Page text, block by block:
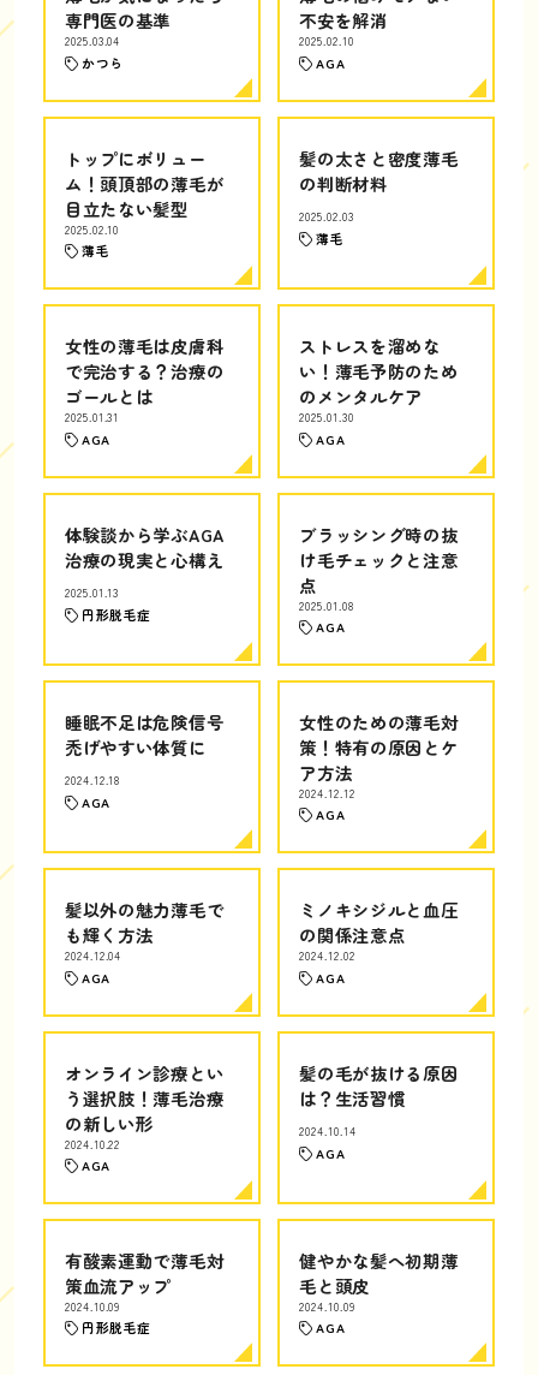
専門医の基準
2025.03.04
かつら
不安を解消
2025.02.10
AGA
トップにボリュー
ム！頭頂部の薄毛が
目立たない髪型
2025.02.10
薄毛
髪の太さと密度薄毛
の判断材料
2025.02.03
薄毛
女性の薄毛は皮膚科
で完治する？治療の
ゴールとは
2025.01.31
AGA
ストレスを溜めな
い！薄毛予防のため
のメンタルケア
2025.01.30
AGA
体験談から学ぶAGA
治療の現実と心構え
2025.01.13
円形脱毛症
ブラッシング時の抜
け毛チェックと注意
点
2025.01.08
AGA
睡眠不足は危険信号
禿げやすい体質に
2024.12.18
AGA
女性のための薄毛対
策！特有の原因とケ
ア方法
2024.12.12
AGA
髪以外の魅力薄毛で
も輝く方法
2024.12.04
AGA
ミノキシジルと血圧
の関係注意点
2024.12.02
AGA
オンライン診療とい
う選択肢！薄毛治療
の新しい形
2024.10.22
AGA
髪の毛が抜ける原因
は？生活習慣
2024.10.14
AGA
有酸素運動で薄毛対
策血流アップ
2024.10.09
円形脱毛症
健やかな髪へ初期薄
毛と頭皮
2024.10.09
AGA